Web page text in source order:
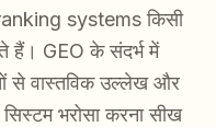
systems किसी
हैं। GEO के संदर्भ में
से वास्तविक उल्लेख और
भरोसा करना सीख